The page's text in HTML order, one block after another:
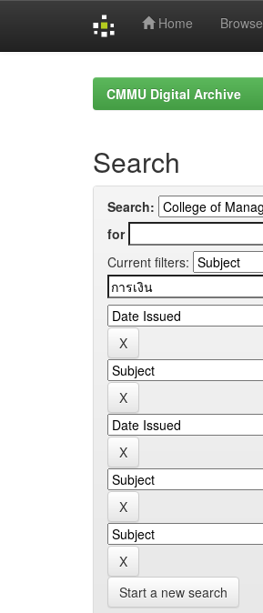
Home Browse
CMMU Digital Archive
Search
Search:
for
Current filters:
Start a new search